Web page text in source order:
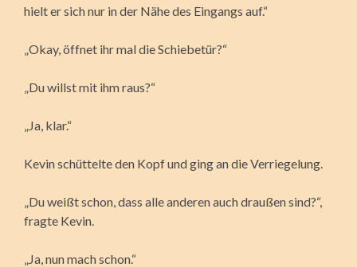
hielt er sich nur in der Nähe des Eingangs auf.“
„Okay, öffnet ihr mal die Schiebetür?“
„Du willst mit ihm raus?“
„Ja, klar.“
Kevin schüttelte den Kopf und ging an die Verriegelung.
„Du weißt schon, dass alle anderen auch draußen sind?“,
fragte Kevin.
„Ja, nun mach schon.“